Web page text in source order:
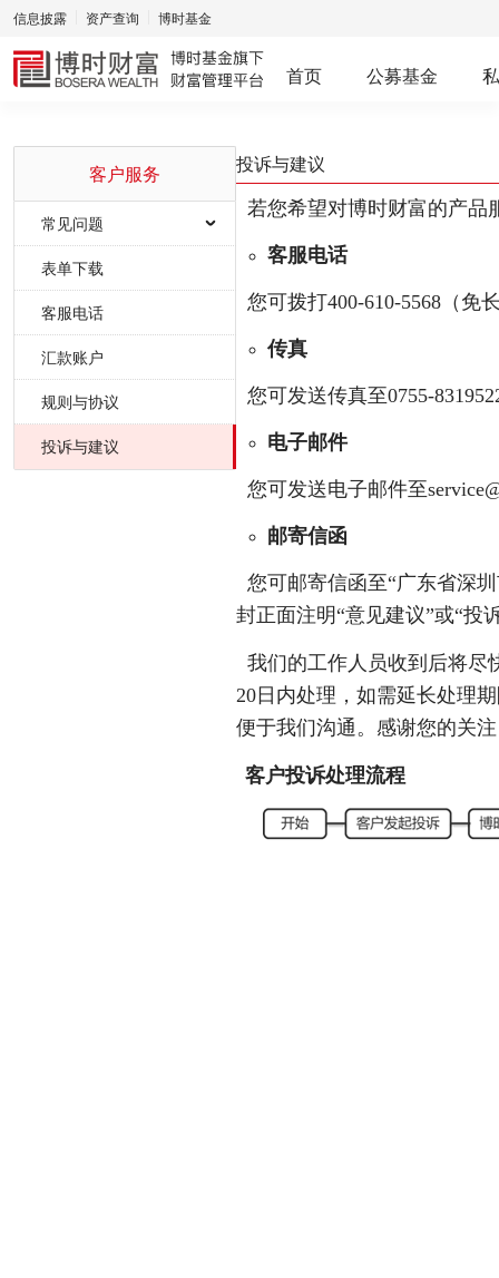
信息披露 资产查询 博时基金
首页 公募基金
客户服务
常见问题
网上交易
产品问题
业务问题
服务问题
表单下载
客服电话
汇款账户
规则与协议
投诉与建议
投诉与建议
若您希望对博时财富的产品
客服电话
您可拨打400-610-5568（免
传真
您可发送传真至0755-
电子邮件
您可发送电子邮件至
邮寄信函
您可邮寄信函至“广东省深
封正面注明“意见建议”或“投
我们的工作人员收到后将尽
20日内处理，如需延长处理
便于我们沟通。感谢您的关
客户投诉处理流程